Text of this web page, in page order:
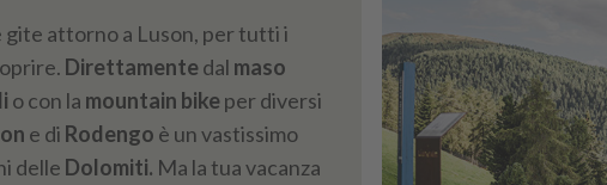
gite attorno a Luson, per tutti i
Direttamentedal maso
o con la mountain bikeper diversi
e di Rodengo è un vastissimo
delle Dolomiti. Ma la tua vacanza